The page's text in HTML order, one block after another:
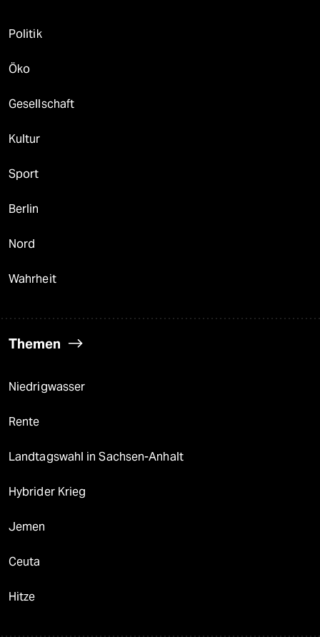
Politik
Öko
Gesellschaft
Kultur
Sport
Berlin
Nord
Wahrheit
Themen
Niedrigwasser
Rente
Landtagswahl in Sachsen-Anhalt
Hybrider Krieg
Jemen
Ceuta
Hitze